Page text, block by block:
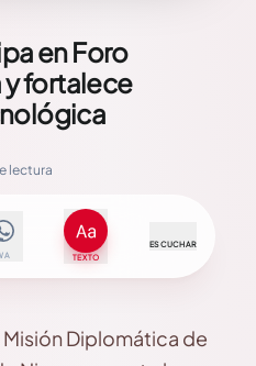
en Foro
y fortalece
lectura
TEXTO
ESCUCHAR
Diplomática de